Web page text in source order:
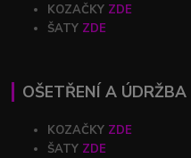
KOZAČKY ZDE
ŠATY ZDE
OŠETŘENÍ A ÚDRŽBA
KOZAČKY ZDE
ŠATY ZDE